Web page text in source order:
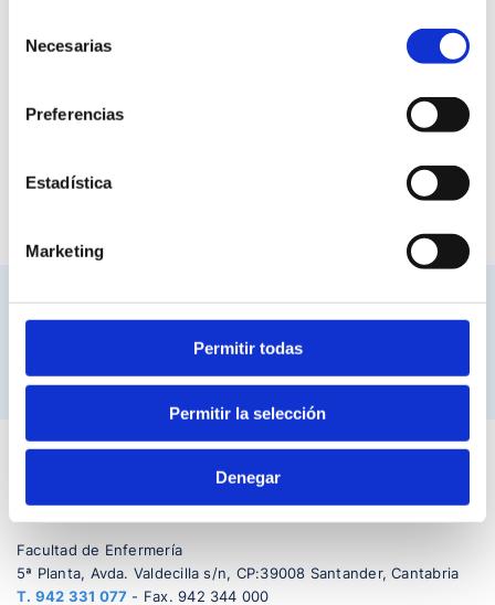
Necesarias
Preferencias
Estadística
Marketing
Permitir todas
Permitir la selección
Denegar
VINCULADO :
Facultad de Enfermería
5ª Planta, Avda. Valdecilla s/n, CP:39008 Santander, Cantabria
T. 942 331 077 - Fax. 942 344 000